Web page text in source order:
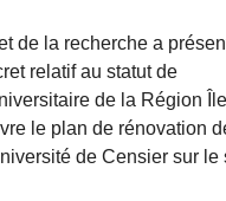
de la recherche a
relatif au statut de
de la Région
le plan de rénovation
de Censier sur